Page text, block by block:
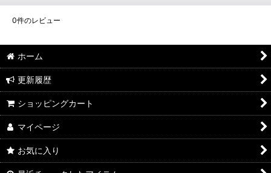
0件のレビュー
ホーム
更新履歴
ショッピングカート
マイページ
お気に入り